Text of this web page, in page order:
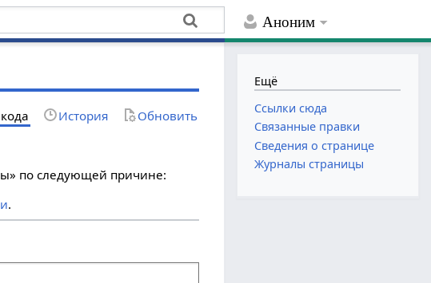
Аноним
История Обновить
по следующей причине:
.
Ещё
Ссылки сюда
Связанные правки
Сведения о странице
Журналы страницы